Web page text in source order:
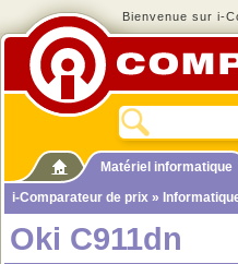
Bienvenue sur i-
Matériel informatique
i-Comparateur de prix »
Oki C911dn